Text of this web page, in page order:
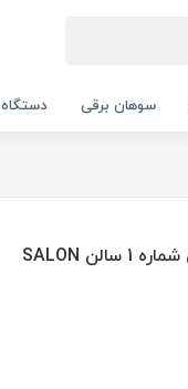
سوهان برقی دستگاه UV LED